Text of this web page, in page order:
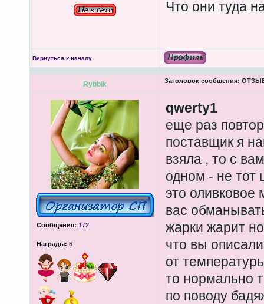
Что они туда
Вернуться к началу
Rybbik Заголовок сообщения:
Сообщения: 172
Награды: 6
qwerty1
еще раз
поставщик я
взяла , то с
одном - не тот
это
вас
жарки жарит
что вы
от
то нормально
по поводу